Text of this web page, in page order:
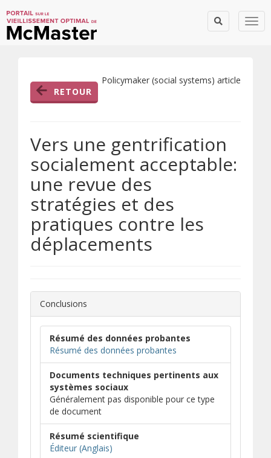
RETOUR
Policymaker (social systems) article
Vers une gentrification
socialement acceptable:
une revue des
stratégies et des
pratiques contre les
déplacements
Conclusions
Résumé des données probantes
Résumé des données probantes
Documents techniques pertinents aux
systèmes sociaux
Généralement pas disponible pour ce type
de document
Résumé scientifique
Éditeur (Anglais)